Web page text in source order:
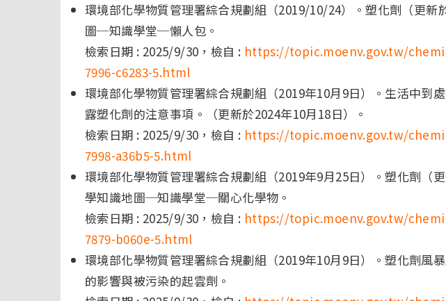
環境部化學物質管理署綜合規劃組（2019/10/24）。塑化劑（更新
圖─知識學堂─懶人包。
檢索日期 : 2025/9/30，檢自 : https://topic.moenv.gov.tw/
7996-c6283-5.html
環境部化學物質管理署綜合規劃組（2019年10月9日）。生活中到
露塑化劑的注意事項。（更新於2024年10月18日）。
檢索日期 : 2025/9/30，檢自 : https://topic.moenv.gov.tw/
7998-a36b5-5.html
環境部化學物質管理署綜合規劃組（2019年9月25日）。塑化劑（
學知識地圖─知識學堂─關心化學物。
檢索日期 : 2025/9/30，檢自 : https://topic.moenv.gov.tw/
7879-b060e-5.html
環境部化學物質管理署綜合規劃組（2019年10月9日）。塑化劑風
的影響與被污染的起雲劑。